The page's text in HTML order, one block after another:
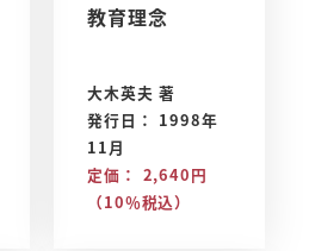
教育理念
大木英夫 著
発行日： 1998年
11月
定価： 2,640円
（10％税込）